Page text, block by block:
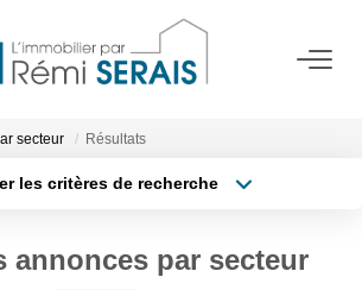
LOUER
VENDRE
secteur Résultats
les critères de recherche
Surface min
annonces par secteur